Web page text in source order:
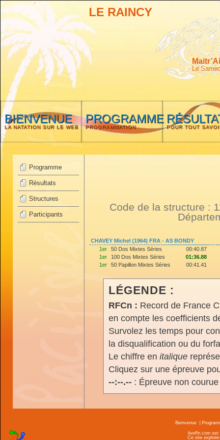
LE RAINCY
Le
BIENVENUE
LA NATATION SUR LE WEB
PROGRAMME
PROGRAMMATION POUR TOUT
Programme
Résultats
Structures
Participants
Code de la structure :
CHAVEY Michel (1964) FRA - AS BONDY
1er
50 Dos Mixtes Séries
00:40.87
1er
100 Dos Mixtes Séries
01:36.88
1er
50 Papillon Mixtes Séries 00:41.41
LÉGENDE :
RFCn : Record de France
en compte les coefficients
Survolez les temps pour
la disqualification ou du
Le chiffre en italique
Cliquez sur une épreuve
--:--.--: Épreuve non
Bienvenue
liveffn.com est
Ce site